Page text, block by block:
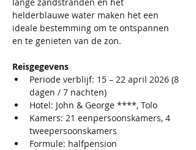
helderblauwe water maken het een
ideale bestemming om te ontspannen
en te genieten van de zon.
Reisgegevens
Periode verblijf: 15 – 22 april 2026 (8
dagen / 7 nachten)
Hotel: John & George ****, Tolo
Kamers: 21 eenpersoonskamers, 4
tweepersoonskamers
Formule: halfpension